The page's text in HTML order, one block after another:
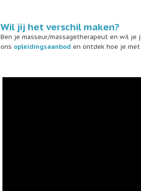
Wil jij het verschil maken?
Ben je masseur/massagetherapeut en wil je
ons opleidingsaanbod en ontdek hoe je